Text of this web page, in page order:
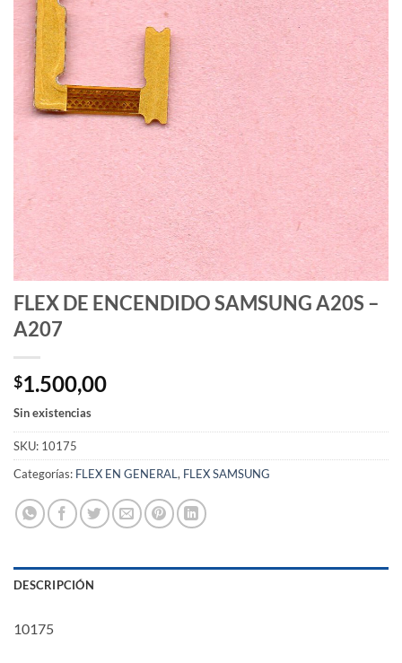
FLEX DE ENCENDIDO SAMSUNG A20S –
A207
$1.500,00
Sin existencias
SKU: 10175
Categorías: FLEX EN GENERAL , FLEX SAMSUNG
DESCRIPCIÓN
10175